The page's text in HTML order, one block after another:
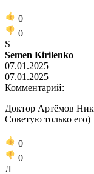
0
0
S
Semen Kirilenko
07.01.2025
07.01.2025
Комментарий:
Доктор Артёмов
Советую только его)
0
0
Л